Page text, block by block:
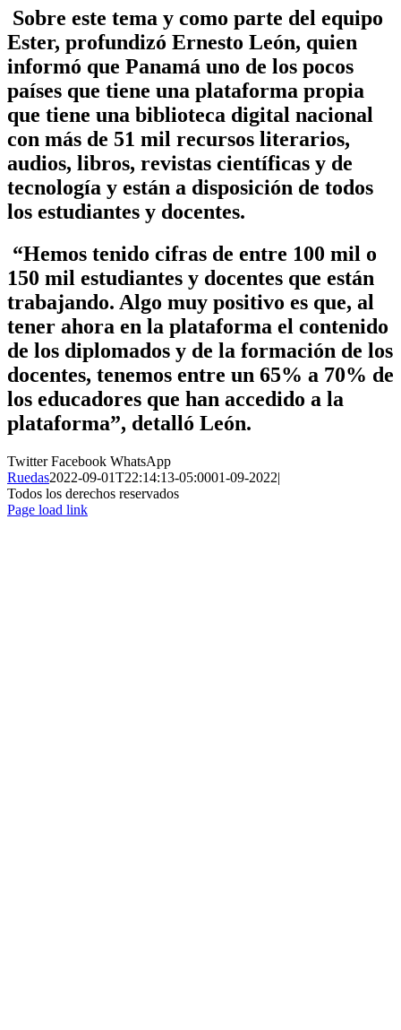
Sobre este tema y como parte del equipo
Ester, profundizó Ernesto León, quien
informó que Panamá uno de los pocos
países que tiene una plataforma propia
que tiene una biblioteca digital nacional
con más de 51 mil recursos literarios,
audios, libros, revistas científicas y de
tecnología y están a disposición de todos
los estudiantes y docentes.
“Hemos tenido cifras de entre 100 mil o
150 mil estudiantes y docentes que están
trabajando. Algo muy positivo es que, al
tener ahora en la plataforma el contenido
de los diplomados y de la formación de los
docentes, tenemos entre un 65% a 70% de
los educadores que han accedido a la
plataforma”, detalló León.
TwitterFacebook WhatsApp
Ruedas2022-09-01T22:14:13-05:0001-09-2022|
Todos los derechos reservados
Page load link